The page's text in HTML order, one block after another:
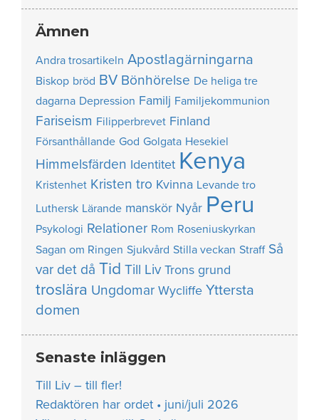
Ämnen
Andra trosartikeln Apostlagärningarna
Biskop bröd BV Bönhörelse De heliga tre
dagarna Depression Familj Familjekommunion
Fariseism Filipperbrevet Finland
Försanthållande God Golgata Hesekiel
Himmelsfärden Identitet Kenya
Kristenhet Kristen tro Kvinna Levande tro
Luthersk Lärande manskör Nyår Peru
Psykologi Relationer Rom Roseniuskyrkan
Sagan om Ringen Sjukvård Stilla veckan Straff Så
var det då Tid Till Liv Trons grund
troslära Ungdomar Wycliffe Yttersta
domen
Senaste inläggen
Till Liv – till fler!
Redaktören har ordet • juni/juli 2026